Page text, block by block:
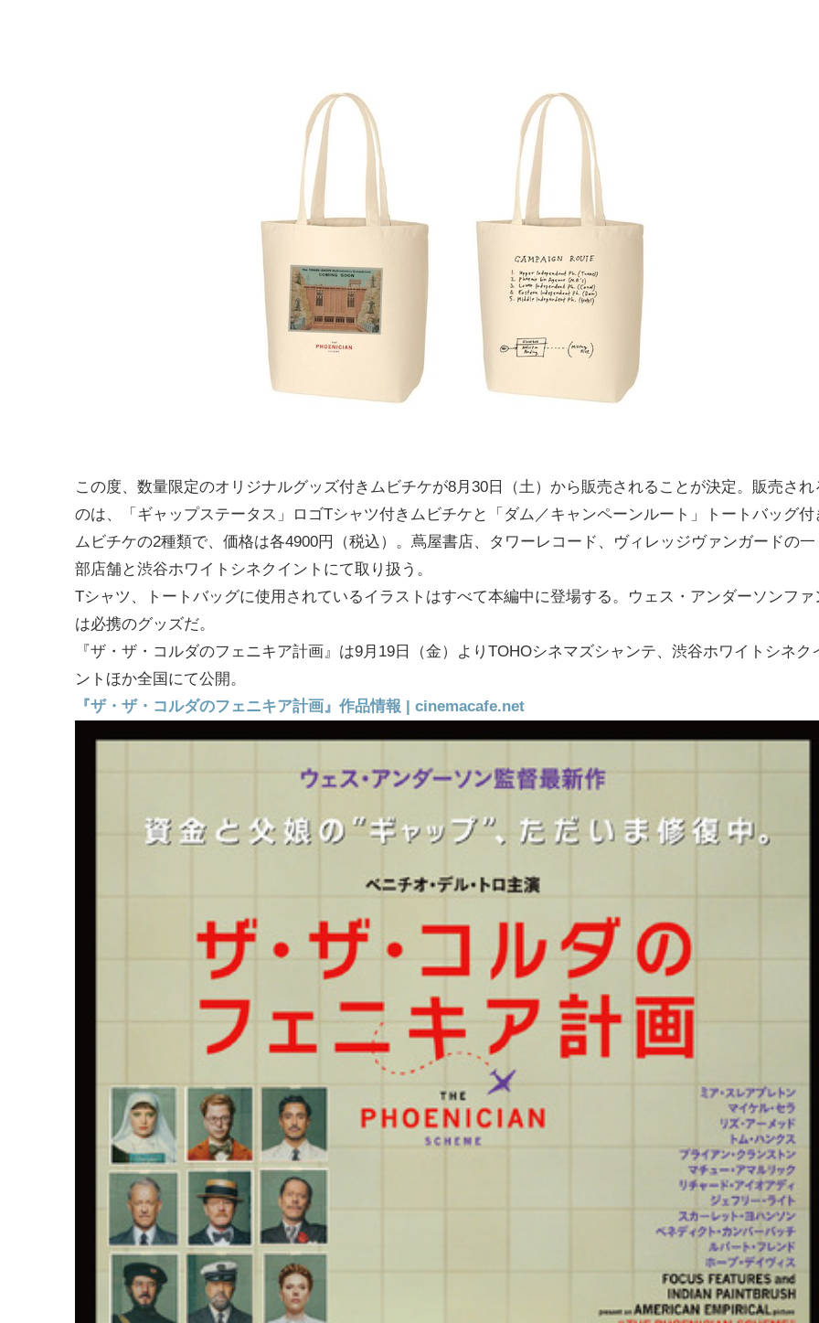
この度、数量限定のオリジナルグッズ付きムビチケが8月30日（土）から販売されることが決定。販売され
のは、「ギャップステータス」ロゴTシャツ付きムビチケと「ダム／キャンペーンルート」トートバッグ付
ムビチケの2種類で、価格は各4900円（税込）。蔦屋書店、タワーレコード、ヴィレッジヴァンガードの一
部店舗と渋谷ホワイトシネクイントにて取り扱う。
Tシャツ、トートバッグに使用されているイラストはすべて本編中に登場する。ウェス・アンダーソンファ
は必携のグッズだ。
『ザ・ザ・コルダのフェニキア計画』は9月19日（金）よりTOHOシネマズシャンテ、渋谷ホワイトシネク
ントほか全国にて公開。
『ザ・ザ・コルダのフェニキア計画』作品情報 | cinemacafe.net